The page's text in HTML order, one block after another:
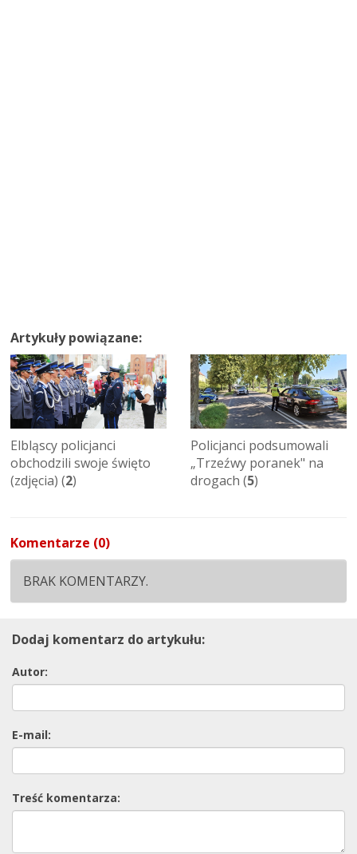
Artykuły powiązane:
Elbląscy policjanci
obchodzili swoje święto
(zdjęcia) (2)
Policjanci podsumowali
„Trzeźwy poranek" na
drogach (5)
Komentarze (0)
BRAK KOMENTARZY.
Dodaj komentarz do artykułu:
Autor:
E-mail:
Treść komentarza: